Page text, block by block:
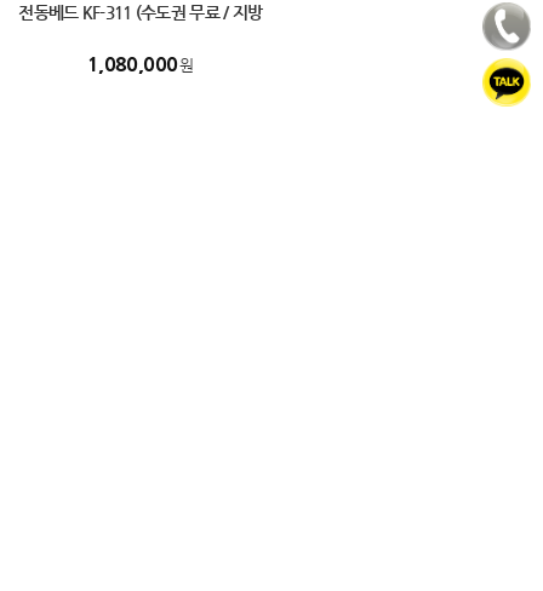
전동베드 KF-311 (수도권 무료 / 지방
1,080,000원